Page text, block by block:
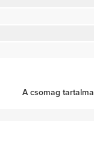
A csomag tartalma